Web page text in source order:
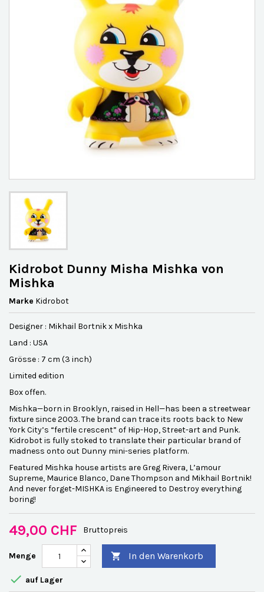
Kidrobot Dunny Misha Mishka von
Mishka
Marke Kidrobot
Designer : Mikhail Bortnik x Mishka
Land : USA
Grösse : 7 cm (3 inch)
Limited edition
Box offen.
Mishka—born in Brooklyn, raised in Hell—has been a streetwear
fixture since 2003. The brand can trace its roots back to New
York City’s “fertile crescent” of Hip-Hop, Street-art and Punk.
Kidrobot is fully stoked to translate their particular brand of
madness onto out Dunny mini-series platform.
Featured Mishka house artists are Greg Rivera, L’amour
Supreme, Maurice Blanco, Dane Thompson and Mikhail Bortnik!
And never forget-MISHKA is Engineered to Destroy everything
boring!
49,00 CHF Bruttopreis
Menge  In den Warenkorb
 auf Lager